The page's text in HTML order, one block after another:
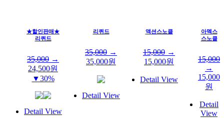
★할인판매★
리퀴드
35,000 →
24,500원
▼30%
Detail View
리퀴드
35,000 →
35,000원
Detail View
액션스노클
15,000 →
15,000원
Detail View
아멕스
스노클
15,000
→
15,000
원
Detail
View